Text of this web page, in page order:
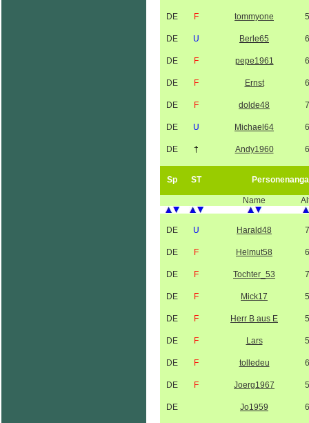
DE F tommyone
DE U Berle65
DE F pepe1961
DE F Ernst
DE F dolde48
DE U Michael64
DE † Andy1960
Sp ST
Name
DE U Harald48
DE F Helmut58
DE F Tochter_53
DE F Mick17
DE F Herr B aus E
DE F Lars
DE F tolledeu
DE F Joerg1967
DE Jo1959